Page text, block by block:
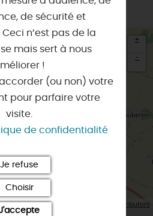
×
BOYNES
+
-
| Map data © OpenStreetMap contributors
de sécurité et
n’est pas de la
mais sert à nous
!
(ou non) votre
pour parfaire votre
visite.
de confidentialité
Je refuse
Choisir